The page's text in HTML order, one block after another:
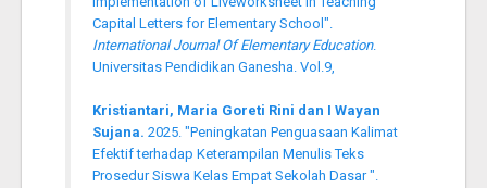
Capital Letters for Elementary School".
International Journal Of Elementary Education.
Universitas Pendidikan Ganesha. Vol.9,
Kristiantari, Maria Goreti Rini dan I Wayan
Sujana. 2025. "Peningkatan Penguasaan Kalimat
Efektif terhadap Keterampilan Menulis Teks
Prosedur Siswa Kelas Empat Sekolah Dasar ".